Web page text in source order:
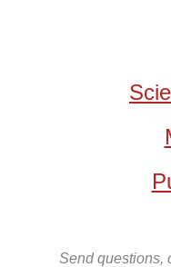
Send questions,